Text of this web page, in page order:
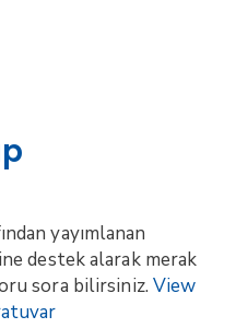
yayımlanan
destek alarak merak
sora bilirsiniz. View